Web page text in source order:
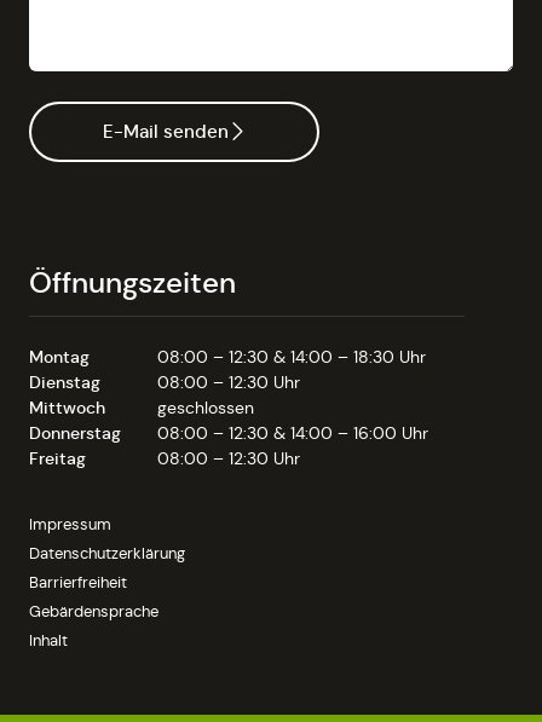
E-Mail senden
Öffnungszeiten
Montag
08:00 – 12:30 & 14:00 – 18:30 Uhr
Dienstag
08:00 – 12:30 Uhr
Mittwoch
geschlossen
Donnerstag
08:00 – 12:30 & 14:00 – 16:00 Uhr
Freitag
08:00 – 12:30 Uhr
Impressum
Datenschutzerklärung
Barrierfreiheit
Gebärdensprache
Inhalt